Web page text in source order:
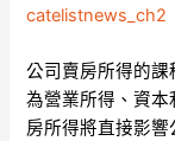
catelistnews_ch2
公司賣房所得的
為營業所得、資
房所得將直接影